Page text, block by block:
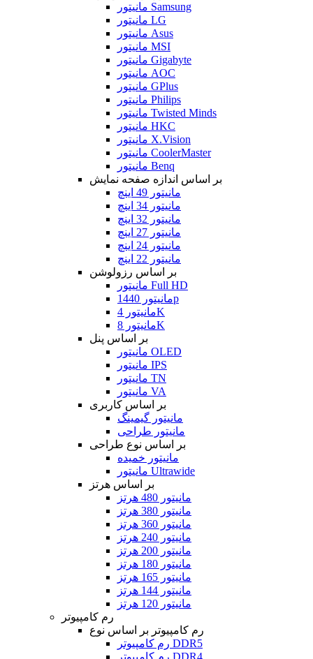
مانیتور Samsung
مانیتور LG
مانیتور Asus
مانیتور MSI
مانیتور Gigabyte
مانیتور AOC
مانیتور GPlus
مانیتور Philips
مانیتور Twisted Minds
مانیتور HKC
مانیتور X.Vision
مانیتور CoolerMaster
مانیتور Benq
بر اساس اندازه صفحه نمایش
مانیتور 49 اینچ
مانیتور 34 اینچ
مانیتور 32 اینچ
مانیتور 27 اینچ
مانیتور 24 اینچ
مانیتور 22 اینچ
بر اساس رزولوشن
مانیتور Full HD
مانیتور 1440p
مانیتور 4K
مانیتور 8K
بر اساس پنل
مانیتور OLED
مانیتور IPS
مانیتور TN
مانیتور VA
بر اساس کاربری
مانیتور گیمینگ
مانیتور طراحی
بر اساس نوع طراحی
مانیتور خمیده
مانیتور Ultrawide
بر اساس هرتز
مانیتور 480 هرتز
مانیتور 380 هرتز
مانیتور 360 هرتز
مانیتور 240 هرتز
مانیتور 200 هرتز
مانیتور 180 هرتز
مانیتور 165 هرتز
مانیتور 144 هرتز
مانیتور 120 هرتز
رم کامپیوتر
رم کامپیوتر بر اساس نوع
رم کامپیوتر DDR5
رم کامپیوتر DDR4